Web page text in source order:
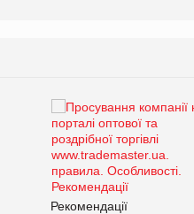
Рекомендації